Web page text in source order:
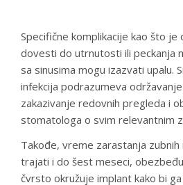
Specifične komplikacije kao što
dovesti do utrnutosti ili peckanja
sa sinusima mogu izazvati upalu.
infekcija podrazumeva
zakazivanje redovnih pregleda i
stomatologa o svim relevantnim
Takođe, vreme zarastanja
trajati i do šest meseci,
čvrsto okružuje implant kako bi